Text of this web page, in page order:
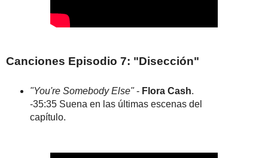
Canciones Episodio 7: "Disección"
"You're Somebody Else"- Flora Cash.
-35:35 Suena en las últimas escenas del
capítulo.